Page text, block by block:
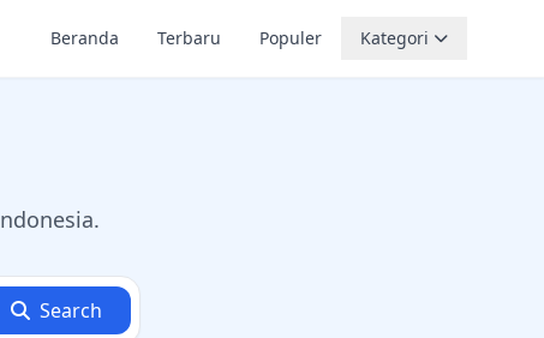
Beranda Terbaru Populer Kategori
Search